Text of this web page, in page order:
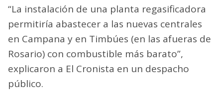
“La instalación de una planta regasificadora
permitiría abastecer a las nuevas centrales
en Campana y en Timbúes (en las afueras de
Rosario) con combustible más barato”,
explicaron a El Cronista en un despacho
público.